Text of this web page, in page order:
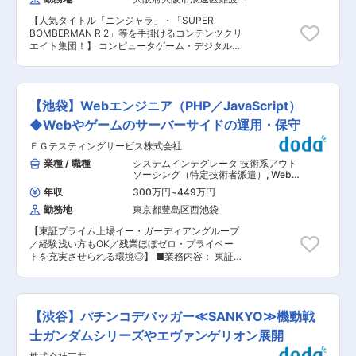
シミュレーションゲーム／カジュアルゲームのス
テージ・ミッション設計 ゲームのテンポ、報酬、
失敗体験、リトライ導線などの調整 ローグライト
やシミュレーションなどの要素を取り入れた企
の人気タイトル分析、面白さの分解 既存ゲームの
改善案出し、ユーザー体験の分析・改善 プロトタ
バック反映 開発メンバー、デザイナー、外部パー
トナーとの連携 必要に応じた企画書、仕様書、ス
テージリスト、問題リストの作成 変更の範囲：会
社の定める業務
案 ◇プロジェクトチームの立ち上げ ◇テスト設
計、テスト計画業務 ※入社後はまず「メンバーの
マネジメント」をお任せしたいと考えています。
適性や経験に応じて仕事内容を決定するため、
上記全ての業務をいきなりお任せすることはあり
ていただき、 将来、募集部門を支えるコアメンバ
ーとして、ご活躍いただきたいと考えておりま
す。 ■募集部門： 〜QAマネージャー候補として
活躍〜 ノンゲーム分野における新製品や様々なサ
ービスにおけるテスト業務を担当する部門での募
集となります。 ■どんなものに対してテストを行
ってきたのか？： ◇組み込み系システム ・ゲー
ム機 ・スマートフォン ・デジタルカメラ ・ワイ
ヤレスイヤホンなどオーディオ製品 ・テレビ な
ど ◇Webアプリ ・大手SNSのゲームコミュニテ
ィ ・勤怠管理などの業務システム ・ECサイト
など ■当社について： 「エンタメ技術で未来を
照らす」をビジョンに掲げ、下記3つの事業を通
めに活動しています。 ◇QA（AI技術を活用した
ソフトウェア品質保証事業） ◇開発（エンタメ／
キュリティサービス事業） 変更の範囲：会社の定
める業務
【人気タイトル「ニンジャラ」・「SUPER
BOMBERMAN R 2」等を手掛けるコンテンツクリ
エイト集団！】 コンピュータゲーム・デジタルコ
いて実現するQAエンジニアとしてご活躍いただ
きます。 ■業務内容：【変更の範囲：会社の定め
る業務】 ・機能実装者と共に、テストコードの作
成と定期的なテスト実施 ・テスト後の不具合の
把握、原因調査と修正相談、バグチケットの管理
・CI環境の構築、メンテナンス ・デイリービル
ド環境の構築と、ビルドエラーアナウンス、エラ
ーの早期解決 ・パフォーマンスの定期計測と状況
の共有、アラート時の対応相談 ・メモリ使用状
況の定期計測と状況の共有、アラート時の対応相
談 ・ロード時間の定期計測と状況の共有、アラー
ト時の対応相談 ・コードの品質を保つための施
策（コードレビュー、静的解析、コード複雑度解
析など） ・開発環境トラブルの調査、対応 ・成
果物提出フローの確立と提出作業 ■業務の魅力：
当社で想定しているQAE（Quality Assurance
停滞させないための施策をエンジニアの立場から
行う人を指します。当社のQAE体制を確立させて
いくスターティングメンバーとなっていただける
方をお待ちしております。不具合の報告をするだ
【池袋】Webエンジニア（PHP／JavaScript）
◆Webやゲームのサーバーサイドの運用・保守
ＥＧテスティングサービス株式会社
業種 / 職種
システムインテグレータ 技術系アウト
ソーシング（特定技術者派遣） , Web
サービス系エンジニア（フロントエン
ド・サーバーサイド・フルスタック）
デバック
年収 300万円~449万円
勤務地
東京都豊島区西池袋
【東証プライム上場イー・ガーディアングループ
／経験浅い方もOK／残業ほぼゼロ・プライベー
トを充実させられる環境◎】 ■業務内容： 東証プ
ド）の運用・開発保守をお任せします。 ■具体的
には： （1）ゲームサーバーのログ・エラー監視
ログを日常的にモニタリングし、クライアントか
らエラー対応等の依頼があった際に対応を行いま
す。 （2）ゲーム管理ツールの開発・改修 運営が
【渋谷】パチンコデバッガー≪SANKYO≫機動戦
士ガンダムシリーズやエヴァンゲリオン展開